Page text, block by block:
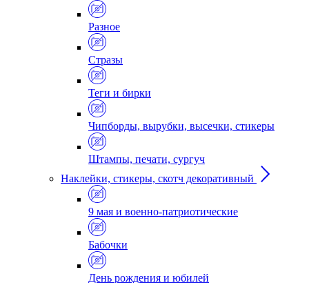
Разное
Стразы
Теги и бирки
Чипборды, вырубки, высечки, стикеры
Штампы, печати, сургуч
Наклейки, стикеры, скотч декоративный
9 мая и военно-патриотические
Бабочки
День рождения и юбилей